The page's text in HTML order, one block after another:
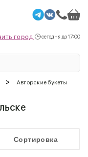
город сегодня до 17:00
> Авторские букеты
Cортировка